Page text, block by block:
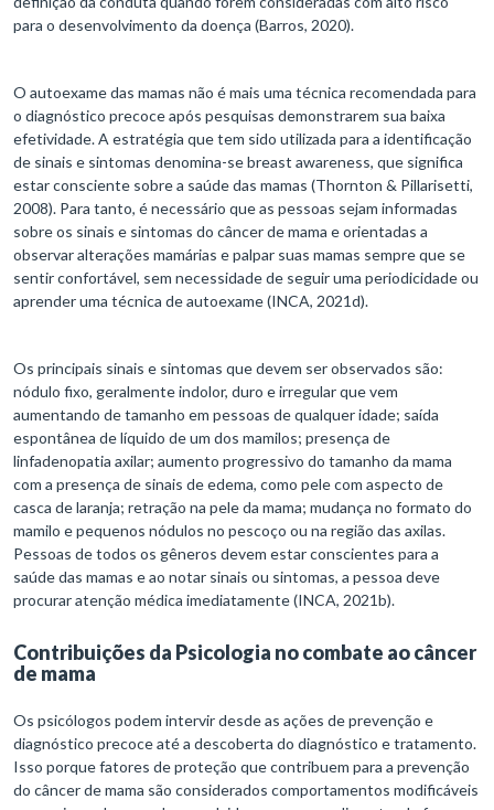
para o desenvolvimento da doença (Barros, 2020).
O autoexame das mamas não é mais uma técnica recomendada para
o diagnóstico precoce após pesquisas demonstrarem sua baixa
efetividade. A estratégia que tem sido utilizada para a identificação
de sinais e sintomas denomina-se breast awareness, que significa
estar consciente sobre a saúde das mamas (Thornton & Pillarisetti,
2008). Para tanto, é necessário que as pessoas sejam informadas
sobre os sinais e sintomas do câncer de mama e orientadas a
observar alterações mamárias e palpar suas mamas sempre que se
sentir confortável, sem necessidade de seguir uma periodicidade ou
aprender uma técnica de autoexame (INCA, 2021d).
Os principais sinais e sintomas que devem ser observados são:
nódulo fixo, geralmente indolor, duro e irregular que vem
aumentando de tamanho em pessoas de qualquer idade; saída
espontânea de líquido de um dos mamilos; presença de
linfadenopatia axilar; aumento progressivo do tamanho da mama
com a presença de sinais de edema, como pele com aspecto de
casca de laranja; retração na pele da mama; mudança no formato do
mamilo e pequenos nódulos no pescoço ou na região das axilas.
Pessoas de todos os gêneros devem estar conscientes para a
saúde das mamas e ao notar sinais ou sintomas, a pessoa deve
procurar atenção médica imediatamente (INCA, 2021b).
Contribuições da Psicologia no combate ao câncer
de mama
Os psicólogos podem intervir desde as ações de prevenção e
diagnóstico precoce até a descoberta do diagnóstico e tratamento.
Isso porque fatores de proteção que contribuem para a prevenção
do câncer de mama são considerados comportamentos modificáveis